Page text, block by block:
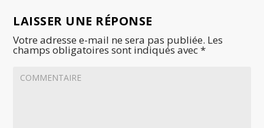
LAISSER UNE RÉPONSE
Votre adresse e-mail ne sera pas publiée. Les
champs obligatoires sont indiqués avec*